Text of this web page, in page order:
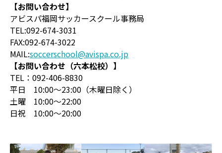
【お問い合わせ】
アビスパ福岡サッカースクール事務局
TEL:092-674-3031
FAX:092-674-3022
MAIL:soccerschool@avispa.co.jp
【お問い合わせ（六本松校）】
TEL：092-406-8830
平日 10:00～23:00（木曜日除く）
土曜 10:00～22:00
日祝 10:00～20:00